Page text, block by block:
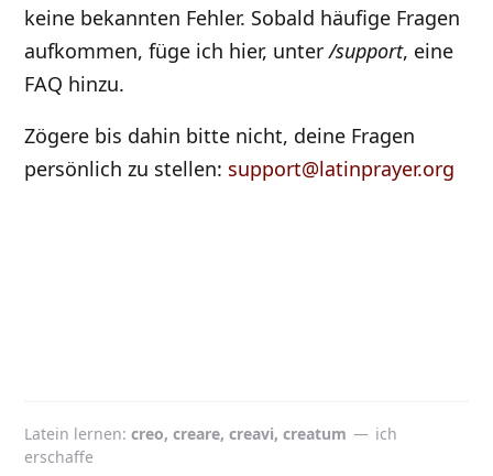
keine bekannten Fehler. Sobald häufige Fragen
aufkommen, füge ich hier, unter/support, eine
FAQ hinzu.
Zögere bis dahin bitte nicht, deine Fragen
persönlich zu stellen: support@latinprayer.org
Latein lernen creo, creare, creavi, creatum — ich
erschaffe